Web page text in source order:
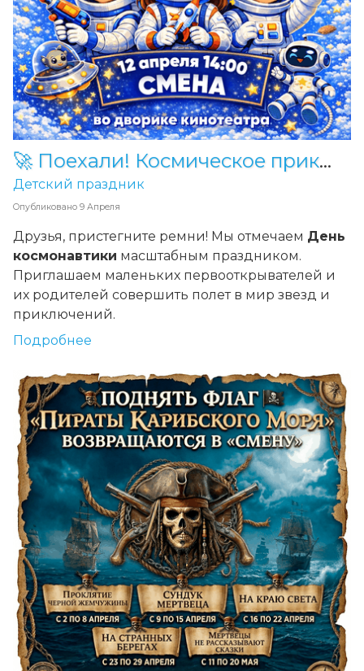
🚀 Поехали! Космическое приключение для всей семьи в «Смене»
Опубликовано 9 Апреля
Детский праздник
Друзья, пристегните ремни! Мы отмечаем День
космонавтики масштабным праздником.
Приглашаем маленьких первооткрывателей и
их родителей совершить полет в мир звезд и
приключений.
Подробнее